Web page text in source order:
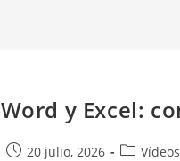
y Excel:
Publicación
20 julio, 2026
Categoría
Vídeos